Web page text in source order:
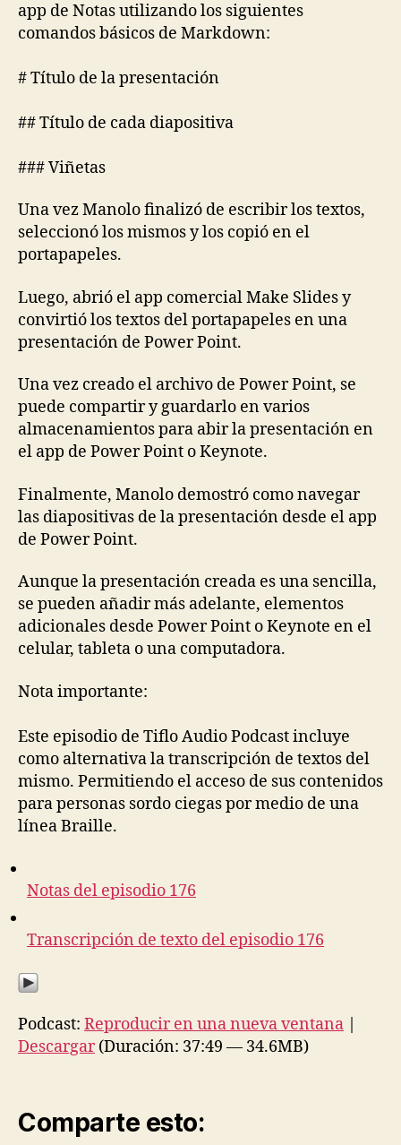
app de Notas utilizando los siguientes
comandos básicos de Markdown:
# Título de la presentación
## Título de cada diapositiva
### Viñetas
Una vez Manolo finalizó de escribir los textos,
seleccionó los mismos y los copió en el
portapapeles.
Luego, abrió el app comercial Make Slides y
convirtió los textos del portapapeles en una
presentación de Power Point.
Una vez creado el archivo de Power Point, se
puede compartir y guardarlo en varios
almacenamientos para abir la presentación en
el app de Power Point o Keynote.
Finalmente, Manolo demostró como navegar
las diapositivas de la presentación desde el app
de Power Point.
Aunque la presentación creada es una sencilla,
se pueden añadir más adelante, elementos
adicionales desde Power Point o Keynote en el
celular, tableta o una computadora.
Nota importante:
Este episodio de Tiflo Audio Podcast incluye
como alternativa la transcripción de textos del
mismo. Permitiendo el acceso de sus contenidos
para personas sordo ciegas por medio de una
línea Braille.
Notas del episodio 176
Transcripción de texto del episodio 176
Podcast: Reproducir en una nueva ventana
Descargar(Duración: 37:49 — 34.6MB)
Comparte esto: